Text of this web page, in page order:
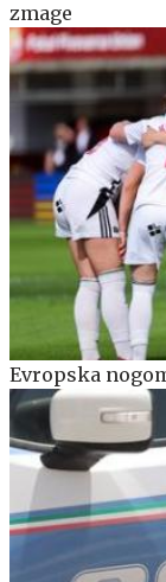
zmage
Evropska